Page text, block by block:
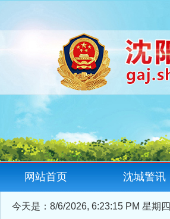
网站首页 沈城警讯
今天是： 8/6/2026, 6:23:15 PM 星期四